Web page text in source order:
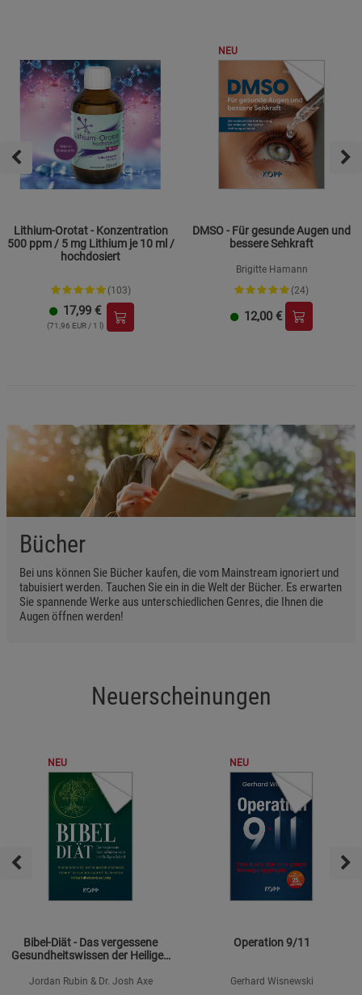
Lithium-Orotat - Konzentration
500 ppm / 5 mg Lithium je 10 ml /
hochdosiert
(103)
17,99 €
(71,96 EUR / 1 l)
NEU
DMSO - Für gesunde Augen und
bessere Sehkraft
Brigitte Hamann
(24)
12,00 €
Bücher
Bei uns können Sie Bücher kaufen, die vom Mainstream ignoriert und
tabuisiert werden. Tauchen Sie ein in die Welt der Bücher. Es erwarten
Sie spannende Werke aus unterschiedlichen Genres, die Ihnen die
Augen öffnen werden!
Neuerscheinungen
NEU
Bibel-Diät - Das vergessene
Gesundheitswissen der Heiligen
Jordan Rubin & Dr. Josh Axe
NEU
Operation 9/11
Gerhard Wisnewski